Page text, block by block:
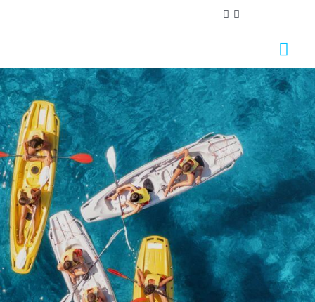
Wir verwenden Cookies, die für das ordnungsgemäße
Funktionieren dieser Website unbedingt erforderlich
sind, sowie Cookies, die der Verbesserung und
individuellen Gestaltung dieser Website dienen, um
statistische Analysen durchzuführen und Ihnen auf Ihre
Interessen abgestimmte Werbung zukommen zu
lassen. Sie können alle nicht notwendigen Cookies
akzeptieren oder ablehnen, indem Sie auf die
entsprechende Schaltfläche "Alle akzeptieren" oder
"Ablehnen" klicken, oder sie nach Ihren Wünschen
konfigurieren, indem Sie auf die Schaltfläche
"Einstellen" klicken. Für weitere Informationen
besuchen Sie bitte unsere Cookie-Richtlinie.